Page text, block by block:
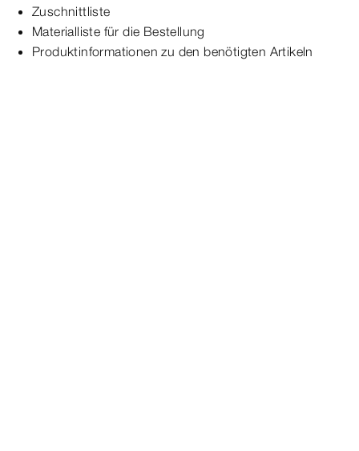
Zuschnittliste
Materialliste für die Bestellung
Produktinformationen zu den benötigten Artikeln